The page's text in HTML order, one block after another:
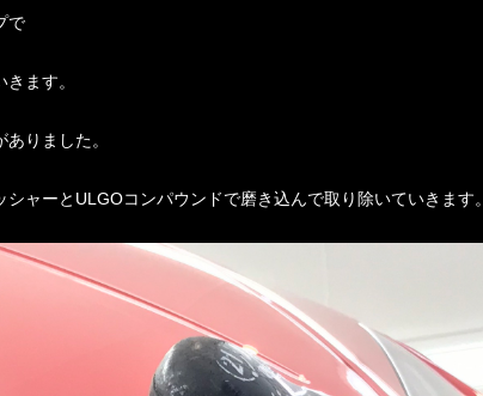
で
ます。
りました。
ャーとULGOコンパウンドで磨き込んで取り除いていきます。